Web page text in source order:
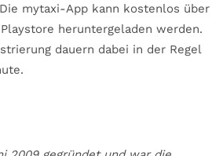
mytaxi-App kann kostenlos über
heruntergeladen werden.
dauern dabei in der Regel